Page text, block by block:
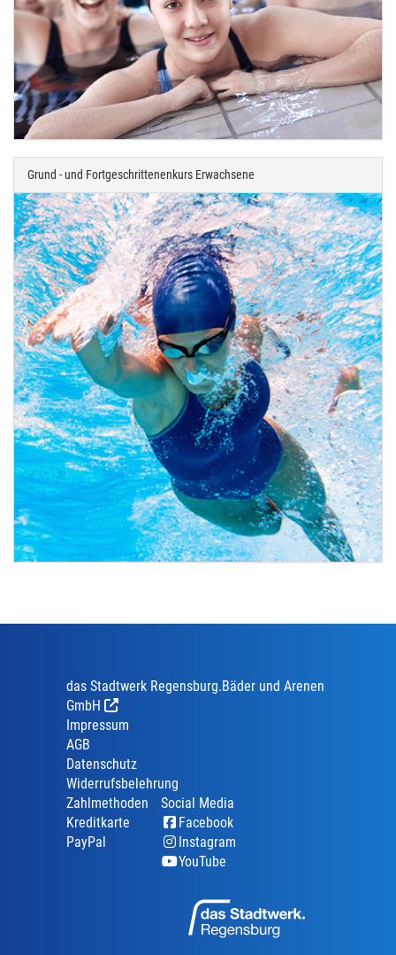
Grund - und Fortgeschrittenenkurs Erwachsene
das Stadtwerk Regensburg.Bäder und Arenen
GmbH
Impressum
AGB
Datenschutz
Widerrufsbelehrung
Zahlmethoden
Kreditkarte
PayPal
Social Media
Facebook
Instagram
YouTube